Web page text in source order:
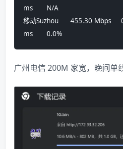
ms       N/A
移动Suzhou      455.30 Mbps
ms       0.0%
广州电信 200M 家宽，晚间单